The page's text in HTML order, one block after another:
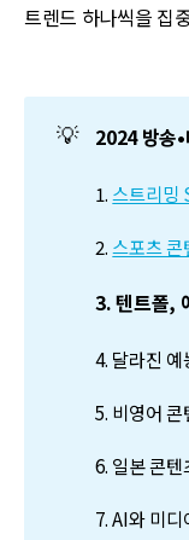
트렌드 하나씩을 집
💡 2024 방송
1.스트리
2.스포츠 콘
3. 텐트폴,
4. 달라진
5. 비영어
6. 일본 콘
7. AI와 미디